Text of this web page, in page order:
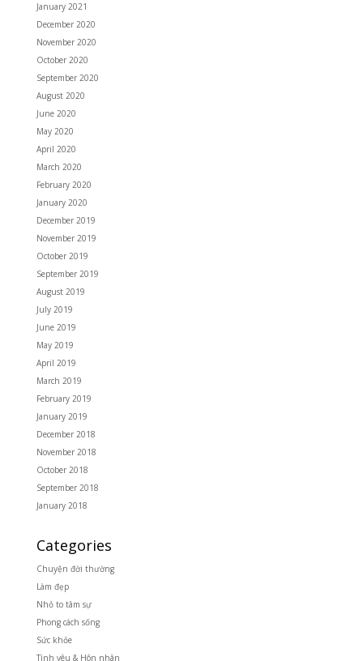
January 2021
December 2020
November 2020
October 2020
September 2020
August 2020
June 2020
May 2020
April 2020
March 2020
February 2020
January 2020
December 2019
November 2019
October 2019
September 2019
August 2019
July 2019
June 2019
May 2019
April 2019
March 2019
February 2019
January 2019
December 2018
November 2018
October 2018
September 2018
January 2018
Categories
Chuyện đời thường
Làm đẹp
Nhỏ to tâm sự
Phong cách sống
Sức khỏe
Tình yêu & Hôn nhân